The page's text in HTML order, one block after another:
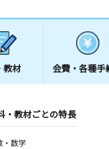
教材 会費・ 各種手
・教材ごとの特長
・数学